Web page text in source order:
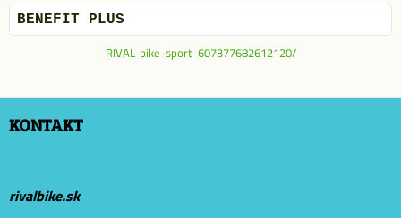
BENEFIT PLUS
RIVAL-bike-sport-607377682612120/
KONTAKT
rivalbike.sk